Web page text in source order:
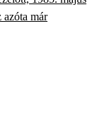
azóta már